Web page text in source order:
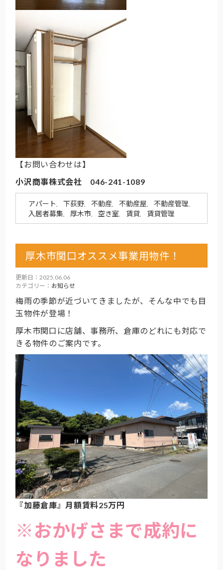
【お問い合わせは】
小沢商事株式会社 046-241-1089
アパート, 下荻野, 不動産, 不動産屋, 不動産管理,
入居者募集, 厚木市, 空き室, 賃貸, 賃貸管理
厚木市関口オススメ事業用物件！
更新日：2025.06.06
カテゴリー： お知らせ
梅雨の季節が近づいてきましたが、そんな中でも目
玉物件が登場！
厚木市関口に店舗、事務所、倉庫のどれにも対応で
きる物件のご案内です。
『加藤倉庫』月額賃料25万円
※おかげさまで成約に
なりました